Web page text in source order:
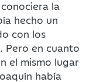
la
hecho un
con los
Pero en cuanto
el mismo lugar
había